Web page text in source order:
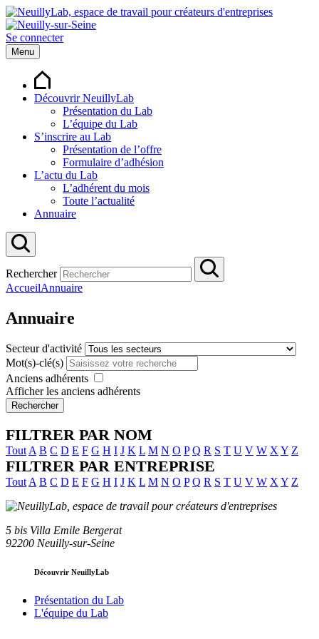
Se connecter
Menu
Découvrir NeuillyLab
Présentation du Lab
L’équipe du Lab
S’inscrire au Lab
Présentation de l’offre
Formulaire d’adhésion
L’actu du Lab
L’adhérent du mois
Toute l’actualité
Annuaire
Rechercher
AccueilAnnuaire
Annuaire
Secteur d'activité
Mot(s)-clé(s)
Anciens adhérents
Afficher les anciens adhérents
Rechercher
FILTRER PAR NOM
Tout A B C D E F G H I J K L M N O P Q R S T U V W X Y Z
FILTRER PAR ENTREPRISE
Tout A B C D E F G H I J K L M N O P Q R S T U V W X Y Z
5 bis Villa Emile Bergerat
92200 Neuilly-sur-Seine
Découvrir NeuillyLab
Présentation du Lab
L'équipe du Lab